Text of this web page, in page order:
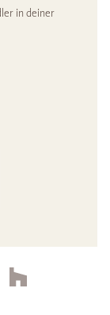
in deiner